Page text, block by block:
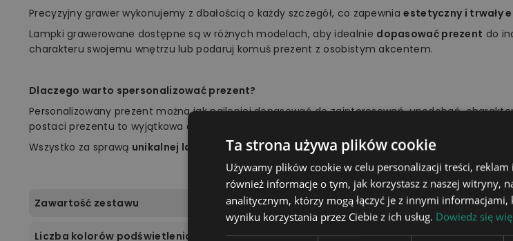
Precyzyjny grawer wykonujemy z dbałością o każdy szczegół, co zapewniaestetyczny i trwały
Lampki grawerowane dostępne są w różnych modelach, aby idealnie dopasować prezent do
charakteru swojemu wnętrzu lub podaruj komuś prezent z osobistym akcentem.
Dlaczego warto spersonalizować prezent?
Personalizowany prezent można jak najlepiej dopasować do zainteresowań, upodobań,
postaci prezentu to wyjątkowa okazja, aby zrobić niespodziankę bliskiej osobie. Z pewnością
Wszystko za sprawą unikalnej lampki marki Plexido!
Zawartość zestawu tablica
Liczba kolorów podświetlenia 16
Ta strona używa plików cookie
Używamy plików cookie w celu personalizacji treści,
również informacje o tym, jak korzystasz z naszej witryny,
analitycznym, którzy mogą łączyć je z innymi
wyniku korzystania przez Ciebie z ich usług. Dowiedz się